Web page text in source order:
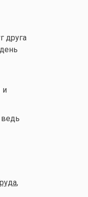
друга
и
ведь
,